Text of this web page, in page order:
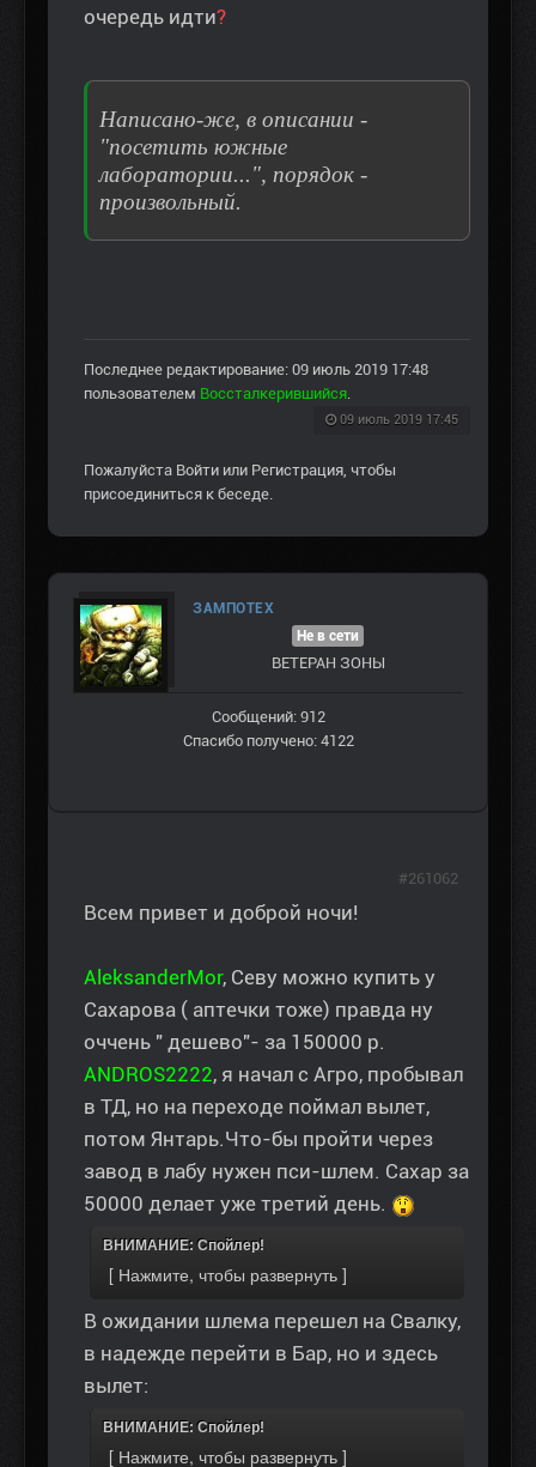
очередь идти?
Написано-же, в описании -
"посетить южные
лаборатории...", порядок -
произвольный.
Последнее редактирование: 09 июль 2019 17:48
пользователем Воссталкерившийся.
09 июль 2019 17:45
Пожалуйста Войти или Регистрация, чтобы
присоединиться к беседе.
ЗАМПОТЕХ
Не в сети
ВЕТЕРАН ЗOНЫ
Сообщений: 912
Спасибо получено: 4122
Всем привет и доброй ночи!
AleksanderMor, Севу можно купить у
Сахарова ( аптечки тоже) правда ну
оччень " дешево"- за 150000 р.
ANDROS2222, я начал с Агро, пробывал
в ТД, но на переходе поймал вылет,
потом Янтарь.Что-бы пройти через
завод в лабу нужен пси-шлем. Сахар за
50000 делает уже третий день.
ВНИМАНИЕ: Спойлер!
В ожидании шлема перешел на Свалку,
в надежде перейти в Бар, но и здесь
вылет:
ВНИМАНИЕ: Спойлер!
#261062